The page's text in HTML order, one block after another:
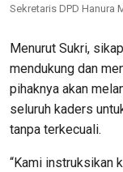
Sekretaris DPD Hanura
Menurut Sukri,
mendukung dan
pihaknya akan
seluruh kaders
tanpa terkecuali.
“Kami instruksikan